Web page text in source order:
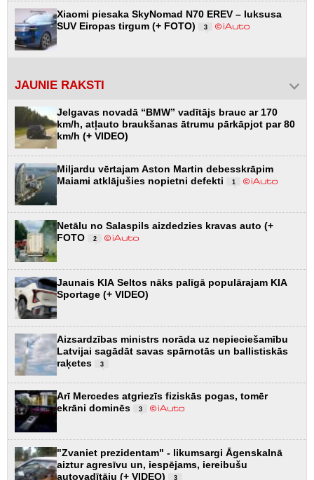
Xiaomi piesaka SkyNomad N70 EREV – luksusa
SUV Eiropas tirgum (+ FOTO)
3
JAUNIE RAKSTI
Jelgavas novadā “BMW” vadītājs brauc ar 170
km/h, atļauto braukšanas ātrumu pārkāpjot par 80
km/h (+ VIDEO)
Miljardu vērtajam Aston Martin debesskrāpim
Maiami atklājušies nopietni defekti
1
Netālu no Salaspils aizdedzies kravas auto (+
FOTO
2
Jaunais KIA Seltos nāks palīgā populārajam KIA
Sportage (+ VIDEO)
Aizsardzības ministrs norāda uz nepieciešamību
Latvijai sagādāt savas spārnotās un ballistiskās
raķetes
3
Arī Mercedes atgriezīs fiziskās pogas, tomēr
ekrāni dominēs
3
"Zvaniet prezidentam" - likumsargi Āgenskalnā
aiztur agresīvu un, iespējams, iereibušu
autovadītāju (+ VIDEO)
3